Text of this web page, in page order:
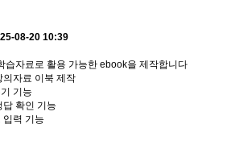
08-20 10:39